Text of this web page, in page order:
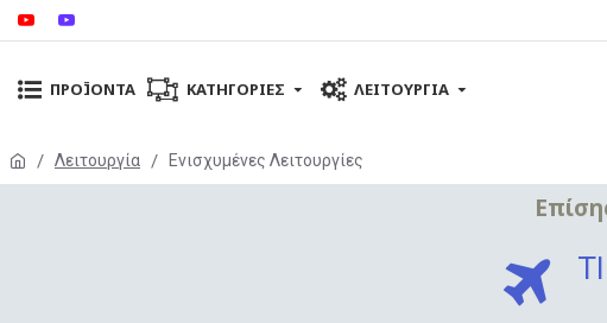
ΠΡΟΪΌΝΤΑ ΚΑΤΗΓΟΡΊΕΣ ΛΕΙΤΟΥΡΓΊΑ
Λειτουργία Ενισχυμένες Λειτουργίες